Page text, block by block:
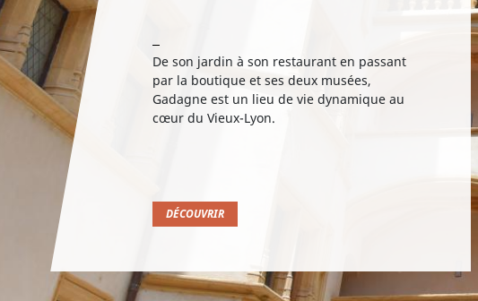
De son jardin à son restaurant en passant
par la boutique et ses deux musées,
Gadagne est un lieu de vie dynamique au
cœur du Vieux-Lyon.
DÉCOUVRIR